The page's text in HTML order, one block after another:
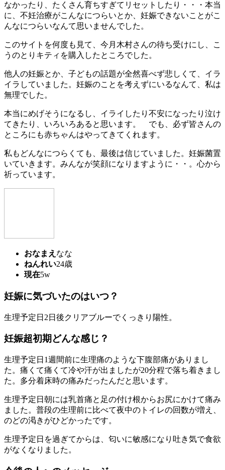
なかったり、たくさん育ちすぎてリセットしたり・・・本当
に、不妊治療がこんなにつらいとか、妊娠できないことがこ
んなにつらいなんて思いませんでした。
このサイトを何度も見て、今月木村さんの待ち受けにし、こ
うのとりキティを購入したところでした。
他人の妊娠とか、子どもの話題が全然喜べず悲しくて、イラ
イラしていました。妊娠のことを考えずにいるなんて、私は
無理でした。
本当にめげそうになるし、イライしたり不安になったり泣け
てきたり、いろいろあると思います。 でも、必ず皆さんの
ところにも赤ちゃんはやってきてくれます。
私もどんなにつらくても、最後は信じていました。妊娠菌置
いていきます。みんなが笑顔になりますように・・。心から
祈っています。
おなまえ なな
ねんれい24歳
現在5w
妊娠に気づいたのはいつ？
生理予定日2日後クリアブルーでくっきり陽性。
妊娠超初期どんな感じ？
生理予定日1週間前に生理痛のような下腹部痛がありまし
た。痛くて痛くて冷や汗が出ましたが20分程で落ち着きまし
た。多分着床時の痛みだったんだと思います。
生理予定日朝には乳首痛と足の付け根からお尻にかけて痛み
ました。普段の生理前に比べて夜中のトイレの回数が増え、
のどの渇きがひどかったです。
生理予定日を過ぎてからは、匂いに敏感になり吐き気で食欲
がなくなりました。